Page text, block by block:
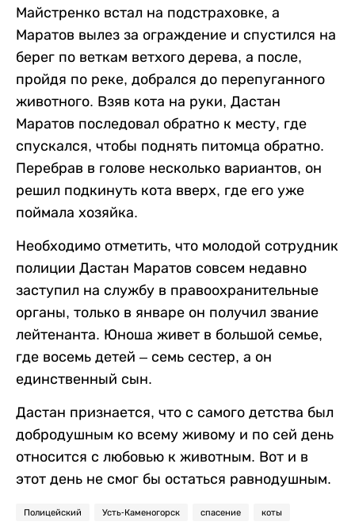
Майстренко встал на подстраховке, а
Маратов вылез за ограждение и спустился на
берег по веткам ветхого дерева, а после,
пройдя по реке, добрался до перепуганного
животного. Взяв кота на руки, Дастан
Маратов последовал обратно к месту, где
спускался, чтобы поднять питомца обратно.
Перебрав в голове несколько вариантов, он
решил подкинуть кота вверх, где его уже
поймала хозяйка.
Необходимо отметить, что молодой сотрудник
полиции Дастан Маратов совсем недавно
заступил на службу в правоохранительные
органы, только в январе он получил звание
лейтенанта. Юноша живет в большой семье,
где восемь детей – семь сестер, а он
единственный сын.
Дастан признается, что с самого детства был
добродушным ко всему живому и по сей день
относится с любовью к животным. Вот и в
этот день не смог бы остаться равнодушным.
Полицейский Усть-Каменогорск спасение коты